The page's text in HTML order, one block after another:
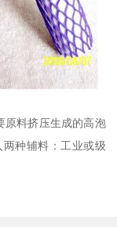
原料挤压生成的高泡
种辅料：工业或级